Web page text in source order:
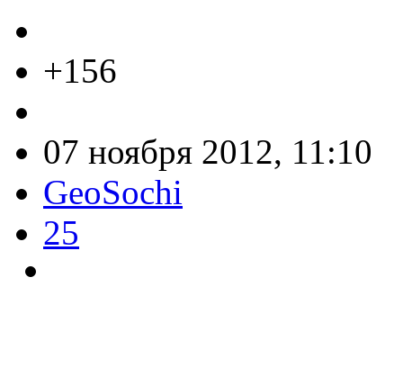
+156
07 ноября 2012, 11:10
GeoSochi
25